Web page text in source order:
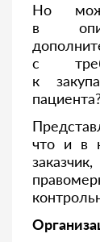
Но
в
с
к
что и в